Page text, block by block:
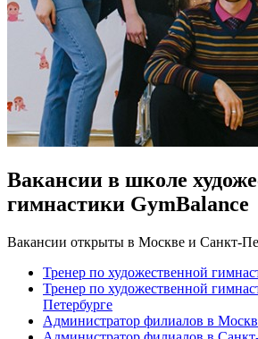
Вакансии в школе
гимнастики GymBalance
Вакансии открыты в Москве и Санкт-
Тренер по художественной
Тренер по художественной
Петербурге
Администратор филиалов в